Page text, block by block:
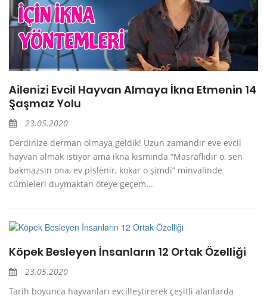
Ailenizi Evcil Hayvan Almaya İkna Etmenin 14
Şaşmaz Yolu
23.05.2020
Derdinize derman olmaya geldik! Uzun zamandır eve evcil
hayvan almak istiyor ama ikna kısmında “Masraflıdır o, sen
bakmazsın ona, ev pislenir, kokar o şimdi” minvalinde
cümleleri duymaktan öteye geçem...
Köpek Besleyen İnsanların 12 Ortak Özelliği
23.05.2020
Tarih boyunca hayvanları evcilleştirerek çeşitli alanlarda